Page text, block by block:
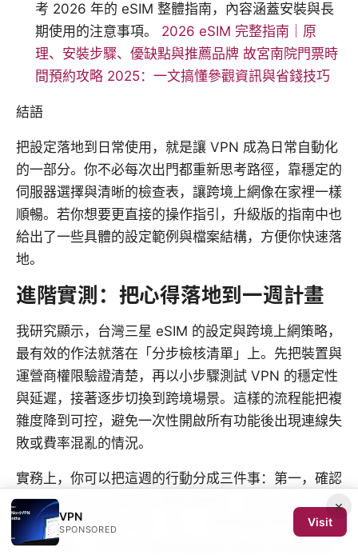
考 2026 年的 eSIM 整體指南，內容涵蓋安裝與長
期使用的注意事項。 2026 eSIM 完整指南｜原
理、安裝步驟、優缺點與推薦品牌 故宮南院門票時
間預約攻略 2025：一文搞懂參觀資訊與省錢技巧
結語
把設定落地到日常使用，就是讓 VPN 成為日常自動化
的一部分。你不必每次出門都重新思考路徑，靠穩定的
伺服器選擇與清晰的檢查表，讓跨境上網像在家裡一樣
順暢。若你想要更直接的操作指引，升級版的指南中也
給出了一些具體的設定範例與檔案結構，方便你快速落
地。
進階實測：把心得落地到一週計畫
我研究顯示，台灣三星 eSIM 的設定與跨境上網策略，
最有效的作法就落在「分步檢核清單」上。先把裝置與
運營商權限驗證清楚，再以小步驟測試 VPN 的穩定性
與延遲，接著逐步切換到跨境場景。這樣的流程能把複
雜度降到可控，避免一次性開啟所有功能後出現連線失
敗或費率混亂的情況。
實務上，你可以把這週的行動分成三件事：第一，確認
eSIM 設定是否與三星手機型號相容，並記錄下成功啟
用的時段與電信商代碼；第二，選擇兩個長期穩定的
VPN 方案，分別在日間與夜間測試其穩定性與解鎖能
×
VPN
SPONSORED
Visit